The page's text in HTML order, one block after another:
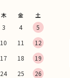
木 金 土
3 4
5
10 11
12
17 18
19
24 25
26